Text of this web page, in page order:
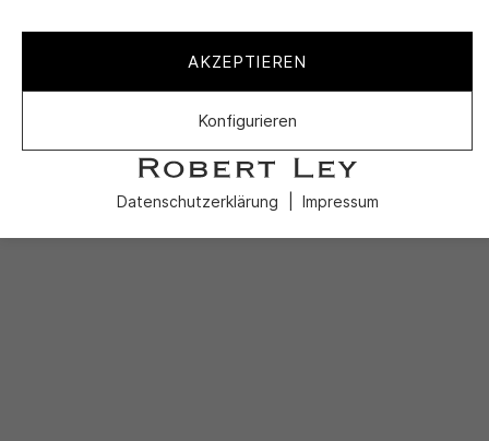
AKZEPTIEREN
Konfigurieren
Datenschutzerklärung Impressum